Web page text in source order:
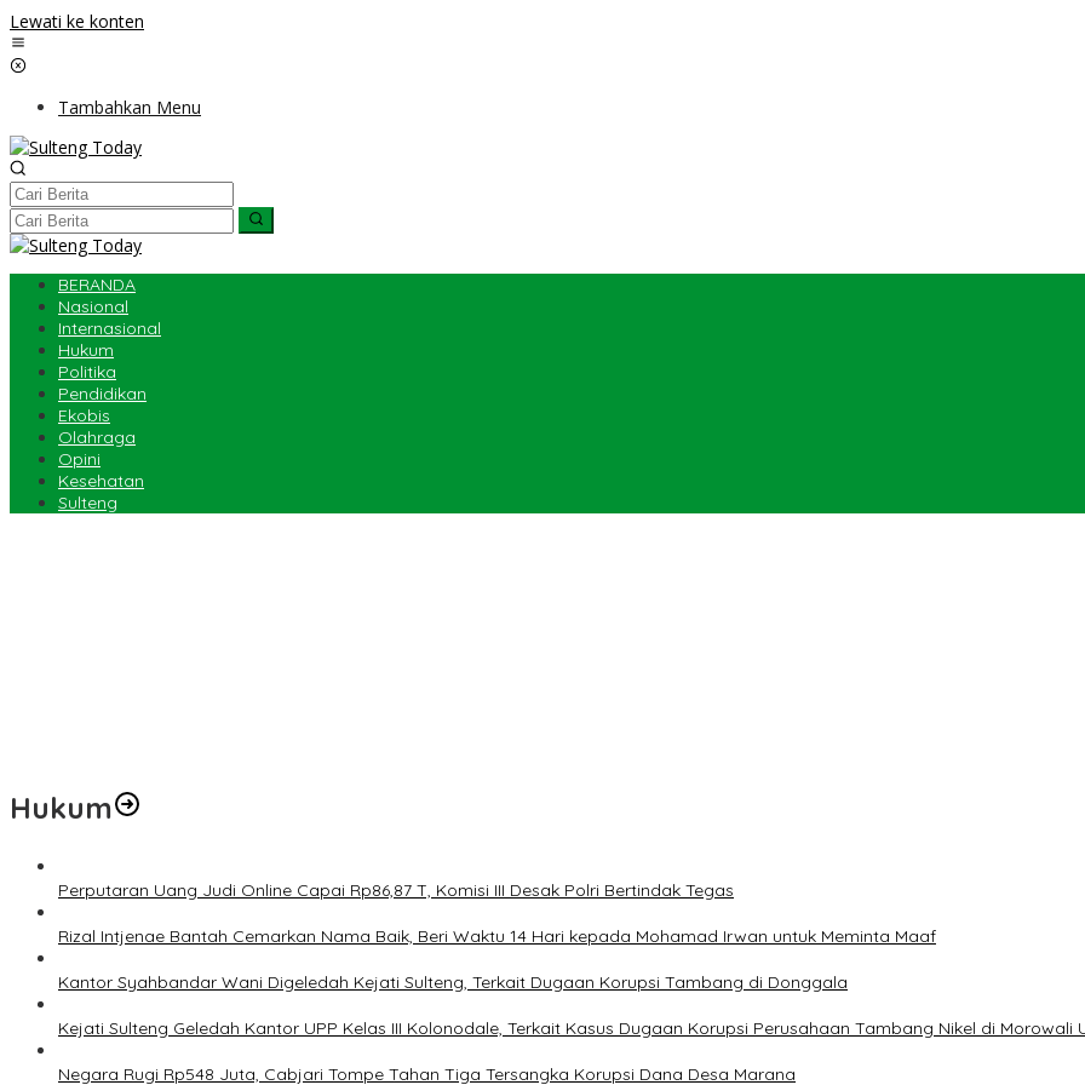
Lewati ke konten
Tambahkan Menu
BERANDA
Nasional
Internasional
Hukum
Politika
Pendidikan
Ekobis
Olahraga
Opini
Kesehatan
Sulteng
Hukum
Perputaran Uang Judi Online Capai Rp86,87 T, Komisi III Desak Polri Bertindak Tegas
Rizal Intjenae Bantah Cemarkan Nama Baik, Beri Waktu 14 Hari kepada Mohamad Irwan untuk Meminta Maaf
Kantor Syahbandar Wani Digeledah Kejati Sulteng, Terkait Dugaan Korupsi Tambang di Donggala
Kejati Sulteng Geledah Kantor UPP Kelas III Kolonodale, Terkait Kasus Dugaan Korupsi Perusahaan Tambang Nikel di Morowali
Negara Rugi Rp548 Juta, Cabjari Tompe Tahan Tiga Tersangka Korupsi Dana Desa Marana